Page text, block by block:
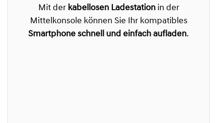
Mit der kabellosen Ladestationin der
Mittelkonsole können Sie Ihr kompatibles
Smartphone schnell und einfach aufladen.